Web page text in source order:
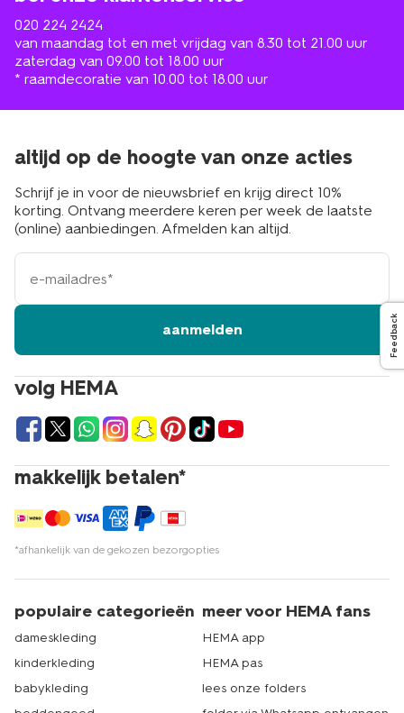
020 224 2424
van maandag tot en met vrijdag van 8.30 tot 21.00 uur
zaterdag van 09.00 tot 18.00 uur
* raamdecoratie van 10.00 tot 18.00 uur
volg HEMA
makkelijk betalen*
*afhankelijk van de gekozen bezorgopties
altijd op de hoogte van onze acties
Schrijf je in voor de nieuwsbrief en krijg direct 10%
korting. Ontvang meerdere keren per week de laatste
(online) aanbiedingen. Afmelden kan altijd.
e-
mailadres
aanmelden
populaire categorieën
dameskleding
kinderkleding
babykleding
meer voor HEMA fans
HEMA app
HEMA pas
lees onze folders
Feedback